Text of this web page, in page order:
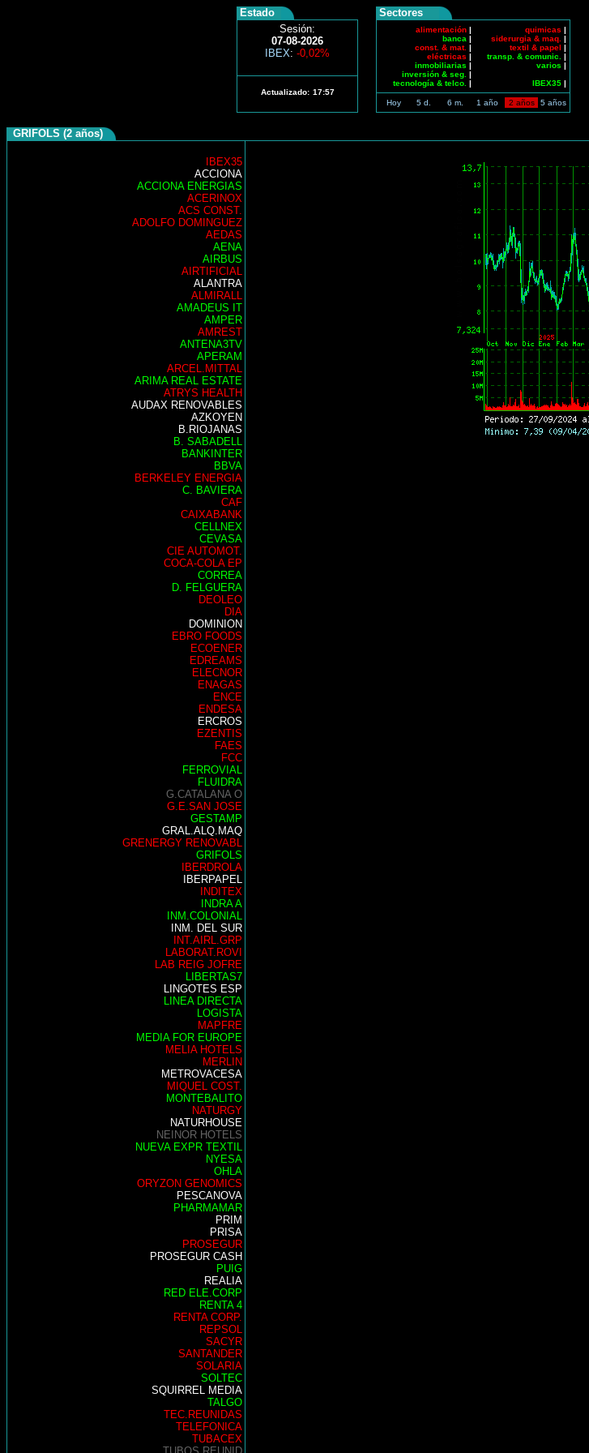
Estado
Sesión:
07-08-2026
IBEX: -0,02%
Actualizado: 17:57
Sectores
alimentación |
banca |
const. & mat. |
eléctricas |
inmobiliarias |
inversión & seg. |
tecnología & telco. |
quimicas |
siderurgia & maq. |
textil & papel |
transp. & comunic.
|
varios |
IBEX35 |
Hoy 5 d. 6 m. 1 año 2 años 5 años
GRIFOLS (2 años)
IBEX35
ACCIONA
ACCIONA ENERGIAS
ACERINOX
ACS CONST.
ADOLFO DOMINGUEZ
AEDAS
AENA
AIRBUS
AIRTIFICIAL
ALANTRA
ALMIRALL
AMADEUS IT
AMPER
AMREST
ANTENA3TV
APERAM
ARCEL.MITTAL
ARIMA REAL ESTATE
ATRYS HEALTH
AUDAX RENOVABLES
AZKOYEN
B.RIOJANAS
B. SABADELL
BANKINTER
BBVA
BERKELEY ENERGIA
C. BAVIERA
CAF
CAIXABANK
CELLNEX
CEVASA
CIE AUTOMOT.
COCA-COLA EP
CORREA
D. FELGUERA
DEOLEO
DIA
DOMINION
EBRO FOODS
ECOENER
EDREAMS
ELECNOR
ENAGAS
ENCE
ENDESA
ERCROS
EZENTIS
FAES
FCC
FERROVIAL
FLUIDRA
G.CATALANA O
G.E.SAN JOSE
GESTAMP
GRAL.ALQ.MAQ
GRENERGY RENOVABL
GRIFOLS
IBERDROLA
IBERPAPEL
INDITEX
INDRA A
INM.COLONIAL
INM. DEL SUR
INT.AIRL.GRP
LABORAT.ROVI
LAB REIG JOFRE
LIBERTAS7
LINGOTES ESP
LINEA DIRECTA
LOGISTA
MAPFRE
MEDIA FOR EUROPE
MELIA HOTELS
MERLIN
METROVACESA
MIQUEL COST.
MONTEBALITO
NATURGY
NATURHOUSE
NEINOR HOTELS
NUEVA EXPR TEXTIL
NYESA
OHLA
ORYZON GENOMICS
PESCANOVA
PHARMAMAR
PRIM
PRISA
PROSEGUR
PROSEGUR CASH
PUIG
REALIA
RED ELE.CORP
RENTA 4
RENTA CORP.
REPSOL
SACYR
SANTANDER
SOLARIA
SOLTEC
SQUIRREL MEDIA
TALGO
TEC.REUNIDAS
TELEFONICA
TUBACEX